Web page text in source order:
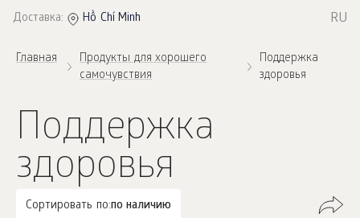
Доставка: Hồ Chí Minh RU
Главная
Продукты для хорошего
самочувствия
Поддержка
здоровья
Поддержка
здоровья
Сортировать по:по наличию